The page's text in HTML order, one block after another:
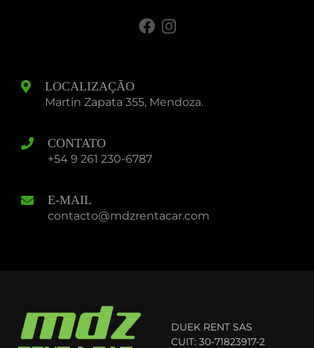
LOCALIZAÇÃO
Martin Zapata 355, Mendoza.
CONTATO
+54 9 261 230-6787
E-MAIL
contacto@mdzrentacar.com
DUEK RENT SAS
CUIT: 30-71823917-2